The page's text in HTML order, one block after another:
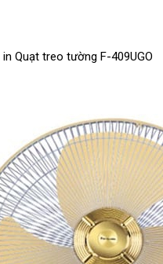
in Quạt treo tường F-409UGO